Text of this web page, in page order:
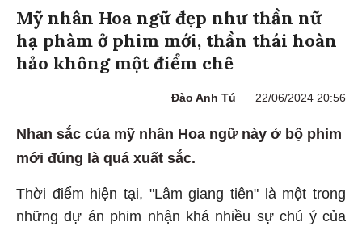
Mỹ nhân Hoa ngữ đẹp như thần nữ
hạ phàm ở phim mới, thần thái hoàn
hảo không một điểm chê
Đào Anh Tú 22/06/2024 20:56
Nhan sắc của mỹ nhân Hoa ngữ này ở bộ phim
mới đúng là quá xuất sắc.
Thời điểm hiện tại, "Lâm giang tiên" là một trong
những dự án phim nhận khá nhiều sự chú ý của